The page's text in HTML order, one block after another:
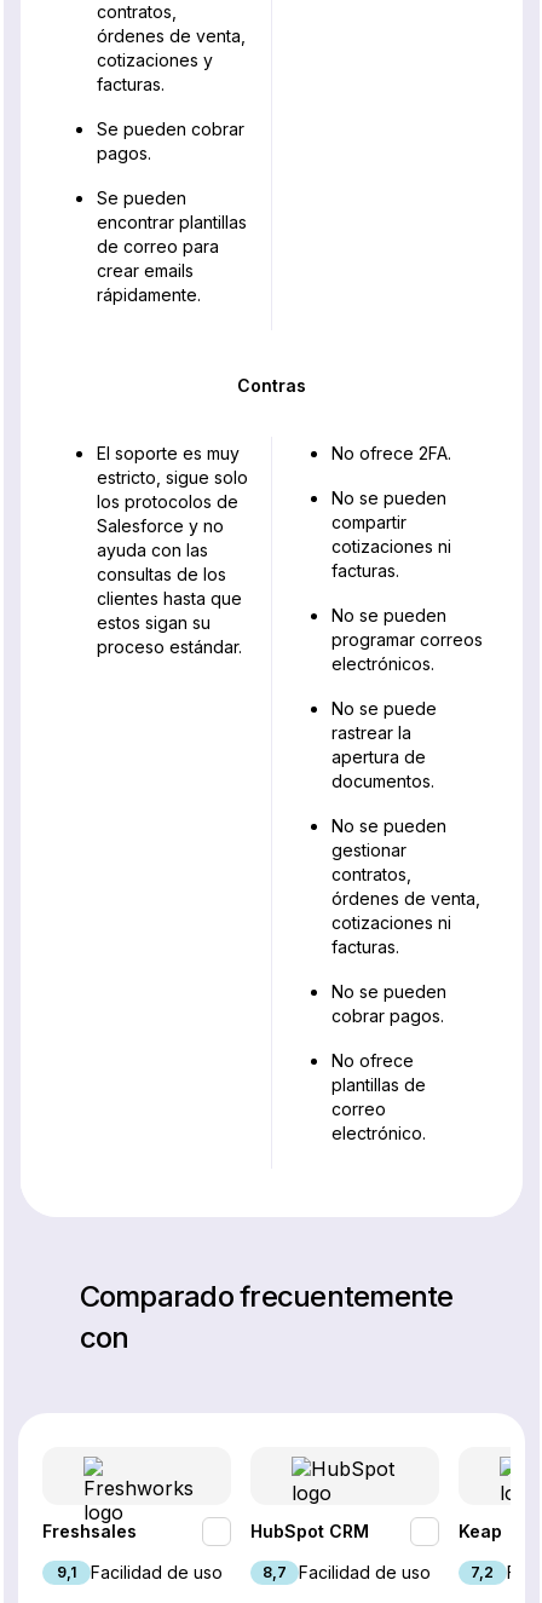
contratos,
órdenes de venta,
cotizaciones y
facturas.
Se pueden cobrar
pagos.
Se pueden
encontrar plantillas
de correo para
crear emails
rápidamente.
Contras
El soporte es muy
estricto, sigue solo
los protocolos de
Salesforce y no
ayuda con las
consultas de los
clientes hasta que
estos sigan su
proceso estándar.
No ofrece 2FA.
No se pueden
compartir
cotizaciones ni
facturas.
No se pueden
programar correos
electrónicos.
No se puede
rastrear la
apertura de
documentos.
No se pueden
gestionar
contratos,
órdenes de venta,
cotizaciones ni
facturas.
No se pueden
cobrar pagos.
No ofrece
plantillas de
correo
electrónico.
Comparado frecuentemente
con
Freshsales
9,1 Facilidad de uso
HubSpot CRM
8,7 Facilidad de uso
Keap
7,2